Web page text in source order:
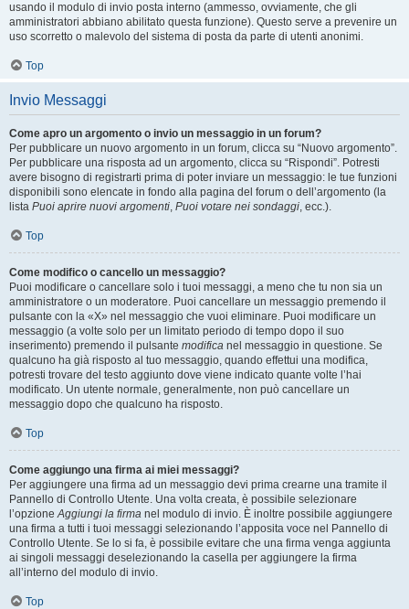
usando il modulo di invio posta interno (ammesso, ovviamente, che gli
amministratori abbiano abilitato questa funzione). Questo serve a prevenire un
uso scorretto o malevolo del sistema di posta da parte di utenti anonimi.
Top
Invio Messaggi
Come apro un argomento o invio un messaggio in un forum?
Per pubblicare un nuovo argomento in un forum, clicca su “Nuovo argomento”.
Per pubblicare una risposta ad un argomento, clicca su “Rispondi”. Potresti
avere bisogno di registrarti prima di poter inviare un messaggio: le tue funzioni
disponibili sono elencate in fondo alla pagina del forum o dell’argomento (la
lista Puoi aprire nuovi argomenti, Puoi votare nei sondaggi, ecc.).
Top
Come modifico o cancello un messaggio?
Puoi modificare o cancellare solo i tuoi messaggi, a meno che tu non sia un
amministratore o un moderatore. Puoi cancellare un messaggio premendo il
pulsante con la «X» nel messaggio che vuoi eliminare. Puoi modificare un
messaggio (a volte solo per un limitato periodo di tempo dopo il suo
inserimento) premendo il pulsante modifica nel messaggio in questione. Se
qualcuno ha già risposto al tuo messaggio, quando effettui una modifica,
potresti trovare del testo aggiunto dove viene indicato quante volte l’hai
modificato. Un utente normale, generalmente, non può cancellare un
messaggio dopo che qualcuno ha risposto.
Top
Come aggiungo una firma ai miei messaggi?
Per aggiungere una firma ad un messaggio devi prima crearne una tramite il
Pannello di Controllo Utente. Una volta creata, è possibile selezionare
l’opzioneAggiungi la firma nel modulo di invio. È inoltre possibile aggiungere
una firma a tutti i tuoi messaggi selezionando l’apposita voce nel Pannello di
Controllo Utente. Se lo si fa, è possibile evitare che una firma venga aggiunta
ai singoli messaggi deselezionando la casella per aggiungere la firma
all’interno del modulo di invio.
Top